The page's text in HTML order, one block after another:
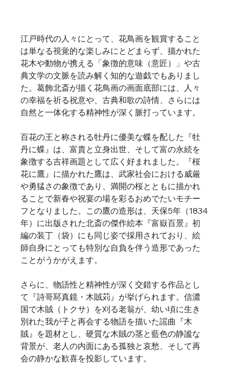
江戸時代の人々にとって、花鳥画を観賞すること
は単なる視覚的な楽しみにとどまらず、描かれた
花木や動物が携える「象徴的意味（意匠）」や古
典文学の文脈を読み解く知的な遊戯でもありまし
た。葛飾北斎が描く花鳥画の画面底部には、人々
の幸福を祈る祝意や、古典和歌の詩情、さらには
自然と一体化する精神性が深く脈打っています。
百花の王と称される牡丹に優美な蝶を配した『牡
丹に蝶』は、富貴と立身出世、そして富の永続を
象徴する吉祥画題として広く好まれました。『桜
花に鷹』に描かれた鷹は、武家社会における威厳
や勇猛さの象徴であり、満開の桜とともに描かれ
ることで新春や祝宴の場を彩るおめでたいモチー
フとなりました。この鷹の造形は、天保5年（1834
年）に出版された北斎の傑作絵本『富嶽百景』初
編の装丁（袋）にも同じ姿で採用されており、絵
師自身にとっても特別な自負を伴う造形であった
ことがうかがえます。
さらに、物語性と精神性が深く交錯する作品とし
て『詩哥冩真鏡・木賊苅』が挙げられます。信濃
国で木賊（トクサ）を刈る老翁が、幼い頃に生き
別れた我が子と再会する物語を描いた謡曲『木
賊』を題材とし、硬質な木賊の茎と藍色の静謐な
背景が、老人の内面にある孤独と哀愁、そして再
会の静かな歓喜を投影しています。